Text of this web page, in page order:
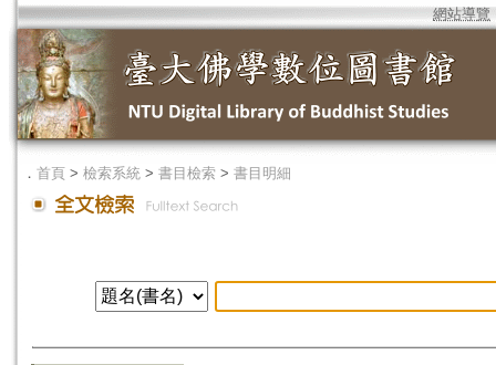
網站導覽
． 首頁 > 檢索系統 > 書目檢索 > 書目明細